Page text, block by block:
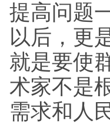
提高问题
以后，更
就是要使
术家不是
需求和人